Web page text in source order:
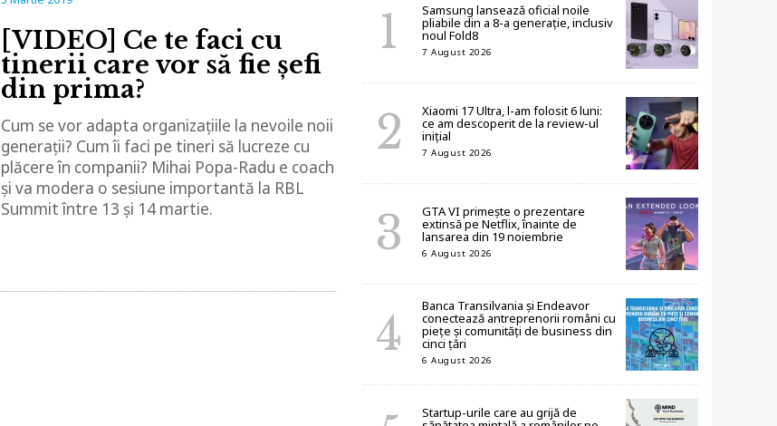
[VIDEO] Ce te faci cu
tinerii care vor să fie șefi
din prima?
Cum se vor adapta organizațiile la nevoile noii
generații? Cum îi faci pe tineri să lucreze cu
plăcere în companii? Mihai Popa-Radu e coach
și va modera o sesiune importantă la RBL
Summit între 13 și 14 martie.
Samsung lansează oficial noile
pliabile din a 8-a generație, inclusiv
noul Fold8
7 August 2026
Xiaomi 17 Ultra, l-am folosit 6 luni:
ce am descoperit de la review-ul
inițial
7 August 2026
GTA VI primește o prezentare
extinsă pe Netflix, înainte de
lansarea din 19 noiembrie
6 August 2026
Banca Transilvania și Endeavor
conectează antreprenorii români cu
piețe și comunități de business din
cinci țări
6 August 2026
Startup-urile care au grijă de